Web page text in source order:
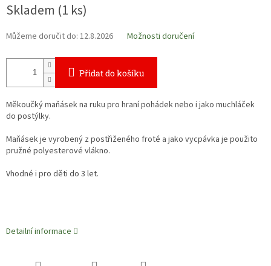
cena:
Skladem (1 ks)
Můžeme doručit do: 12.8.2026 Možnosti doručení
Přidat do košíku
Měkoučký maňásek na ruku pro hraní pohádek nebo i jako muchláček
do postýlky.
Maňásek je vyrobený z postřiženého froté a jako vycpávka je použito
pružné polyesterové vlákno.
Vhodné i pro děti do 3 let.
Detailní informace